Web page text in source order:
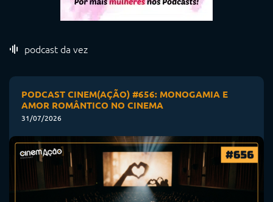
podcast da vez
PODCAST CINEM(AÇÃO) #656: MONOGAMIA E
AMOR ROMÂNTICO NO CINEMA
31/07/2026